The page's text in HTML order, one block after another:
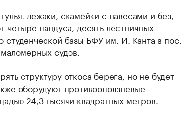
лежаки, скамейки с навесами и без,
четыре пандуса, десять лестничных
студенческой базы БФУ им. И. Канта в пос.
судов.
структуру откоса берега, но не будет
оборудуют противооползневые
24,3 тысячи квадратных метров.